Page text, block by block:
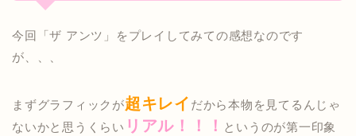
今回「ザ アンツ」をプレイしてみての感想なのです
が、、、
まずグラフィックが超キレイ だから本物を見てるんじゃ
ないかと思うくらい リアル！！！ というのが第一印象